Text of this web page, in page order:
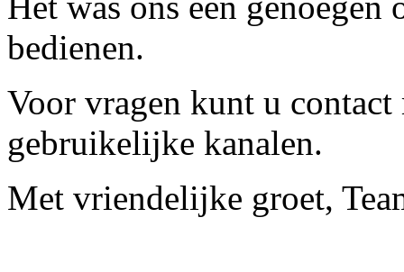
bedienen.
Voor vragen kunt u contact
gebruikelijke kanalen.
Met vriendelijke groet,